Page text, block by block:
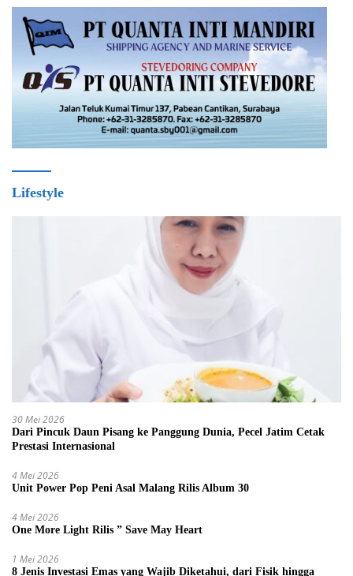
Lifestyle
30 Mei 2026
Dari Pincuk Daun Pisang ke Panggung Dunia, Pecel Jatim Cetak
Prestasi Internasional
4 Mei 2026
Unit Power Pop Peni Asal Malang Rilis Album 30
4 Mei 2026
One More Light Rilis ” Save May Heart
1 Mei 2026
8 Jenis Investasi Emas yang Wajib Diketahui, dari Fisik hingga